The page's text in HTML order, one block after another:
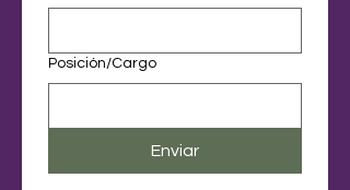
Posición/Cargo
Enviar